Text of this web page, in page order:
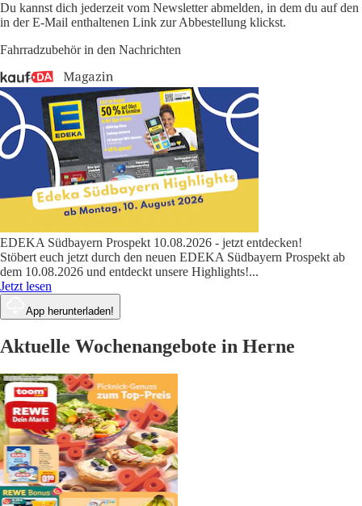
Du kannst dich jederzeit vom Newsletter abmelden, in dem du auf den
in der E-Mail enthaltenen Link zur Abbestellung klickst.
Fahrradzubehör in den Nachrichten
EDEKA Südbayern Prospekt 10.08.2026 - jetzt entdecken!
Stöbert euch jetzt durch den neuen EDEKA Südbayern Prospekt ab
dem 10.08.2026 und entdeckt unsere Highlights!...
Jetzt lesen
App herunterladen!
Aktuelle Wochenangebote in Herne